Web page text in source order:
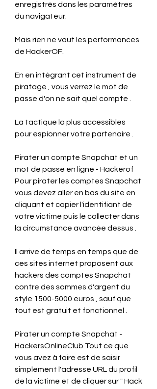
enregistrés dans les paramètres
du navigateur.
Mais rien ne vaut les performances
de HackerOF.
En en intégrant cet instrument de
piratage , vous verrez le mot de
passe d'on ne sait quel compte .
La tactique la plus accessibles
pour espionner votre partenaire .
Pirater un compte Snapchat et un
mot de passe en ligne - Hackerof
Pour pirater les comptes Snapchat
vous devez aller en bas du site en
cliquant et copier l'identifiant de
votre victime puis le collecter dans
la circumstance avancée dessus .
Il arrive de temps en temps que de
ces sites internet proposent aux
hackers des comptes Snapchat
contre des sommes d'argent du
style 1500-5000 euros , sauf que
tout est gratuit et fonctionnel .
Pirater un compte Snapchat -
HackersOnlineClub Tout ce que
vous avez à faire est de saisir
simplement l'adresse URL du profil
de la victime et de cliquer sur " Hack